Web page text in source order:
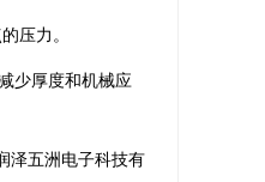
压力。
少厚度和机械应
泽五洲电子科技有